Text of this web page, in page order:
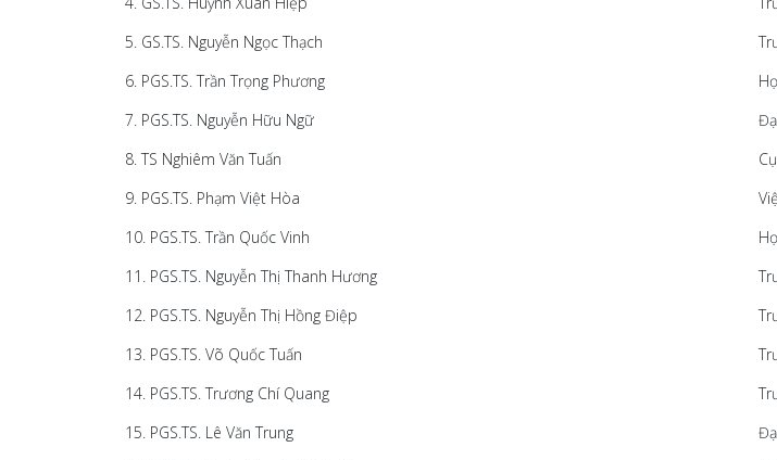
5. GS.TS. Nguyễn Ngọc Thạch
6. PGS.TS. Trần Trọng Phương
7. PGS.TS. Nguyễn Hữu Ngữ
8. TS Nghiêm Văn Tuấn
9. PGS.TS. Phạm Việt Hòa
10. PGS.TS. Trần Quốc Vinh
11. PGS.TS. Nguyễn Thị Thanh Hương
12. PGS.TS. Nguyễn Thị Hồng Điệp
13. PGS.TS. Võ Quốc Tuấn
14. PGS.TS. Trương Chí Quang
15. PGS.TS. Lê Văn Trung